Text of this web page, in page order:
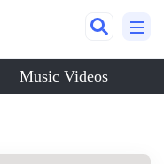
Music Videos